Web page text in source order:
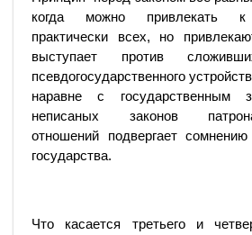
когда можно привлекать к
практически всех, но
выступает против
псевдогосударственного
наравне с государственным
неписаных законов
отношений подвергает
государства.
Что касается третьего и